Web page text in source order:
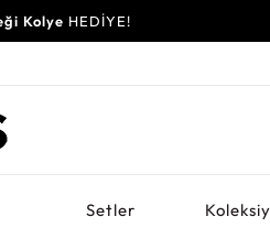
Kolye HEDİYE!
Setler